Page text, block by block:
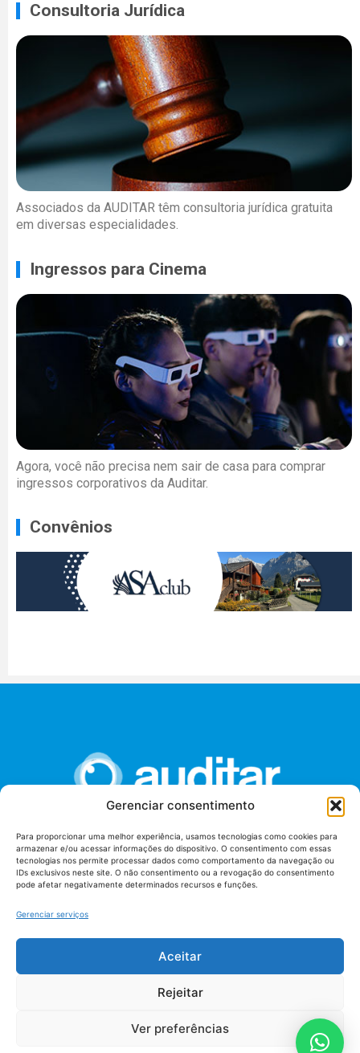
Gerenciar consentimento
Para proporcionar uma melhor experiência, usamos tecnologias como cookies para
armazenar e/ou acessar informações do dispositivo. O consentimento com essas
tecnologias nos permite processar dados como comportamento da navegação ou
IDs exclusivos neste site. O não consentimento ou a revogação do consentimento
pode afetar negativamente determinados recursos e funções.
Gerenciar serviços
Aceitar
Rejeitar
Ver preferências
Consultoria Jurídica
Associados da AUDITAR têm consultoria jurídica gratuita
em diversas especialidades.
Ingressos para Cinema
Agora, você não precisa nem sair de casa para comprar
ingressos corporativos da Auditar.
Convênios
União dos Auditores Federais de Controle Externo -
AUDITAR
Setor de Administração Federal Sul (SAF/Sul), Qd. 04, Lt. 01
Tribunal de Contas da União (TCU), Subsolo, Sala S04
Termos de uso